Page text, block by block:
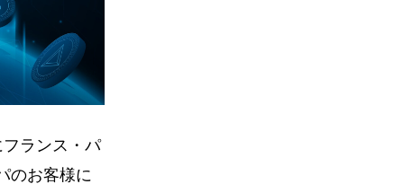
ランス・パ
のお客様に